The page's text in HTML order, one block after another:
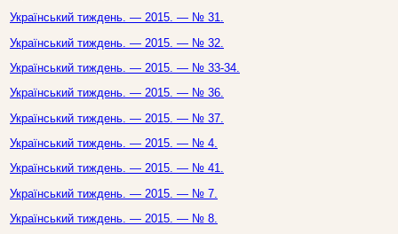
Український тиждень. — 2015. — № 31.
Український тиждень. — 2015. — № 32.
Український тиждень. — 2015. — № 33-34.
Український тиждень. — 2015. — № 36.
Український тиждень. — 2015. — № 37.
Український тиждень. — 2015. — № 4.
Український тиждень. — 2015. — № 41.
Український тиждень. — 2015. — № 7.
Український тиждень. — 2015. — № 8.